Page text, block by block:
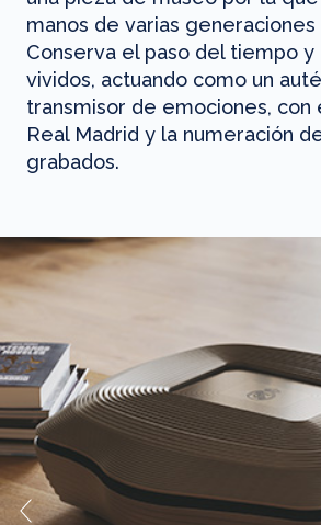
manos de varias
Conserva el paso del tiempo
vividos, actuando como un
transmisor de emociones, con
Real Madrid y la numeración
grabados.